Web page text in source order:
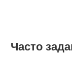
Часто